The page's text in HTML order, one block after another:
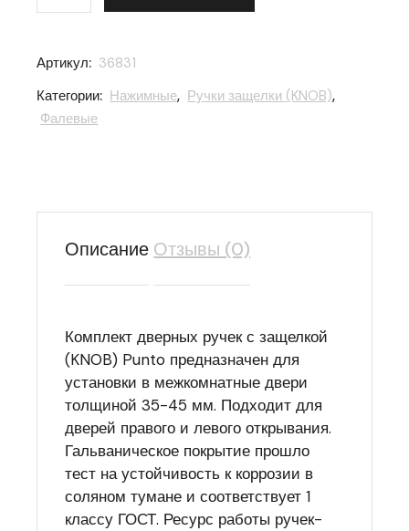
Артикул: 36831
Категории: Нажимные, Ручки защелки (KNOB),
Фалевые
Описание Отзывы (0)
Комплект дверных ручек с защелкой
(KNOB) Punto предназначен для
установки в межкомнатные двери
толщиной 35-45 мм. Подходит для
дверей правого и левого открывания.
Гальваническое покрытие прошло
тест на устойчивость к коррозии в
соляном тумане и соответствует 1
классу ГОСТ. Ресурс работы ручек-